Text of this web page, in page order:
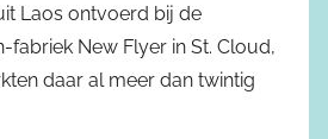
Laos ontvoerd bij de
fabriek New Flyer in St. Cloud,
daar al meer dan twintig